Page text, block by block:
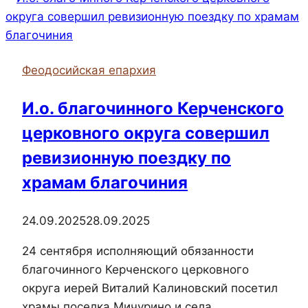
Феодосийская епархия
И.о. благочинного Керченского
церковного округа совершил
ревизионную поездку по
храмам благочиния
24.09.202528.09.2025
24 сентября исполняющий обязанности
благочинного Керченского церковного
округа иерей Виталий Калиновский посетил